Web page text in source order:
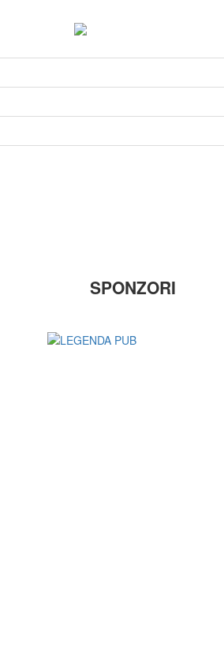
SPONZORI